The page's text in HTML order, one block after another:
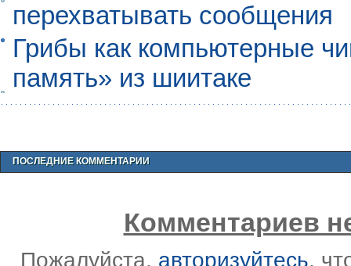
перехватывать сообщения
Грибы как компьютерные
память» из шиитаке
ПОСЛЕДНИЕ КОММЕНТАРИИ
Комментариев
Пожалуйста, авторизуйтесь,